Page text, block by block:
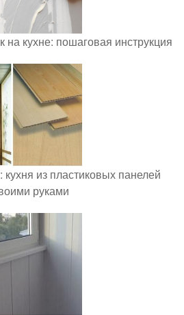
на кухне: пошаговая инструкция
из пластиковых панелей
руками